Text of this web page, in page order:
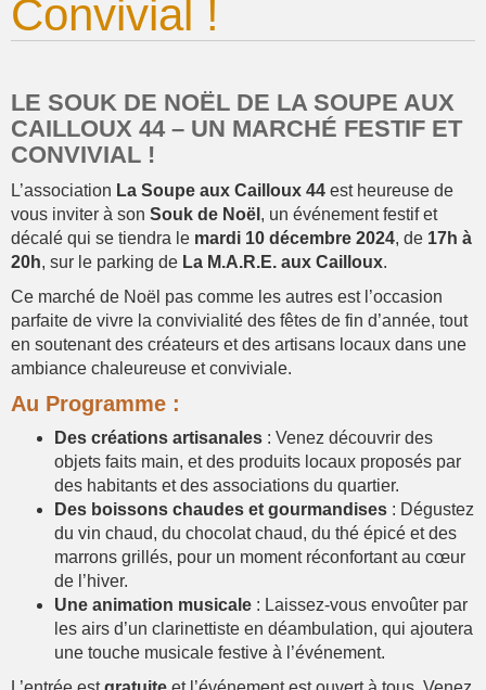
Convivial !
LE SOUK DE NOËL DE LA SOUPE AUX
CAILLOUX 44 – UN MARCHÉ FESTIF ET
CONVIVIAL !
L’association La Soupe aux Cailloux 44 est heureuse de
vous inviter à son Souk de Noël , un événement festif et
décalé qui se tiendra le mardi 10 décembre 2024, de 17h à
20h, sur le parking de La M.A.R.E. aux Cailloux.
Ce marché de Noël pas comme les autres est l’occasion
parfaite de vivre la convivialité des fêtes de fin d’année, tout
en soutenant des créateurs et des artisans locaux dans une
ambiance chaleureuse et conviviale.
Au Programme :
Des créations artisanales : Venez découvrir des
objets faits main, et des produits locaux proposés par
des habitants et des associations du quartier.
Des boissons chaudes et gourmandises : Dégustez
du vin chaud, du chocolat chaud, du thé épicé et des
marrons grillés, pour un moment réconfortant au cœur
de l’hiver.
Une animation musicale : Laissez-vous envoûter par
les airs d’un clarinettiste en déambulation, qui ajoutera
une touche musicale festive à l’événement.